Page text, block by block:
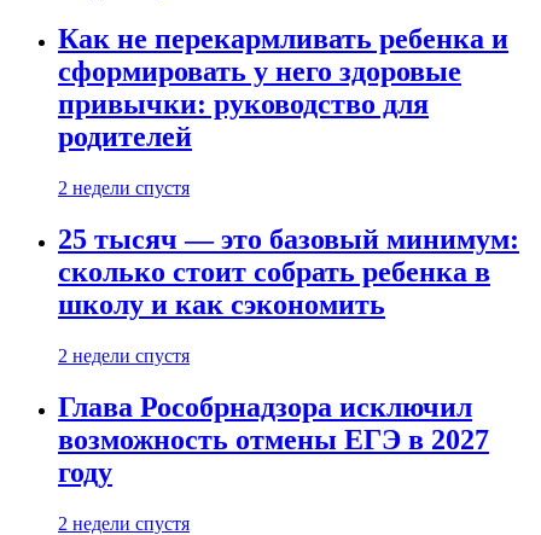
Как не перекармливать ребенка и
сформировать у него здоровые
привычки: руководство для
родителей
2 недели спустя
25 тысяч — это базовый минимум:
сколько стоит собрать ребенка в
школу и как сэкономить
2 недели спустя
Глава Рособрнадзора исключил
возможность отмены ЕГЭ в 2027
году
2 недели спустя